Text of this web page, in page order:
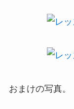
おまけの写真。